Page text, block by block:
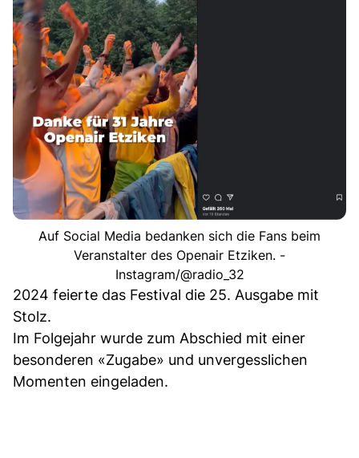
Auf Social Media bedanken sich die Fans beim
Veranstalter des Openair Etziken. -
Instagram/@radio_32
2024 feierte das Festival die 25. Ausgabe mit
Stolz.
Im Folgejahr wurde zum Abschied mit einer
besonderen «Zugabe» und unvergesslichen
Momenten eingeladen.